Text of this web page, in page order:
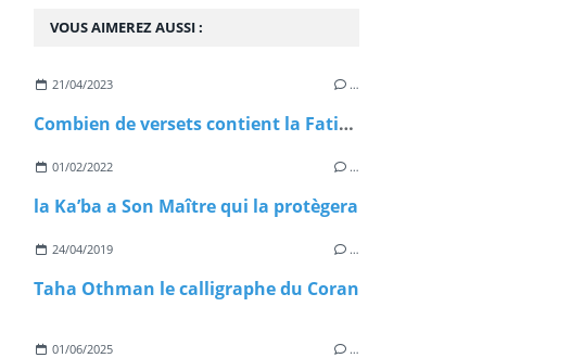
VOUS AIMEREZ AUSSI :
21/04/2023 …
Combien de versets contient la Fatiha ?
01/02/2022 …
la Ka’ba a Son Maître qui la protègera
24/04/2019 …
Taha Othman le calligraphe du Coran
01/06/2025 …